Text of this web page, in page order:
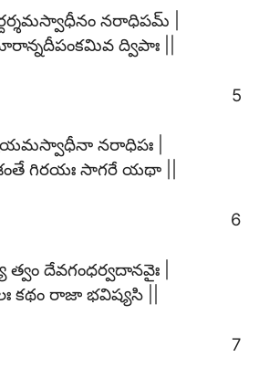
నరాధిపమ్ |
ద్విపాః ||
5
నరాధిపః |
గిరయః సాగరే యథా ||
6
త్వం దేవగంధర్వదానవైః |
కథం రాజా భవిష్యసి ||
7